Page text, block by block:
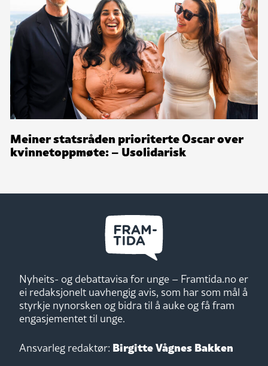
Meiner statsråden prioriterte Oscar over
kvinnetoppmøte: – Usolidarisk
Nyheits- og debattavisa for unge – Framtida.no er
ei redaksjonelt uavhengig avis, som har som mål å
styrkje nynorsken og bidra til å auke og få fram
engasjementet til unge.
Ansvarleg redaktør: Birgitte Vågnes Bakken